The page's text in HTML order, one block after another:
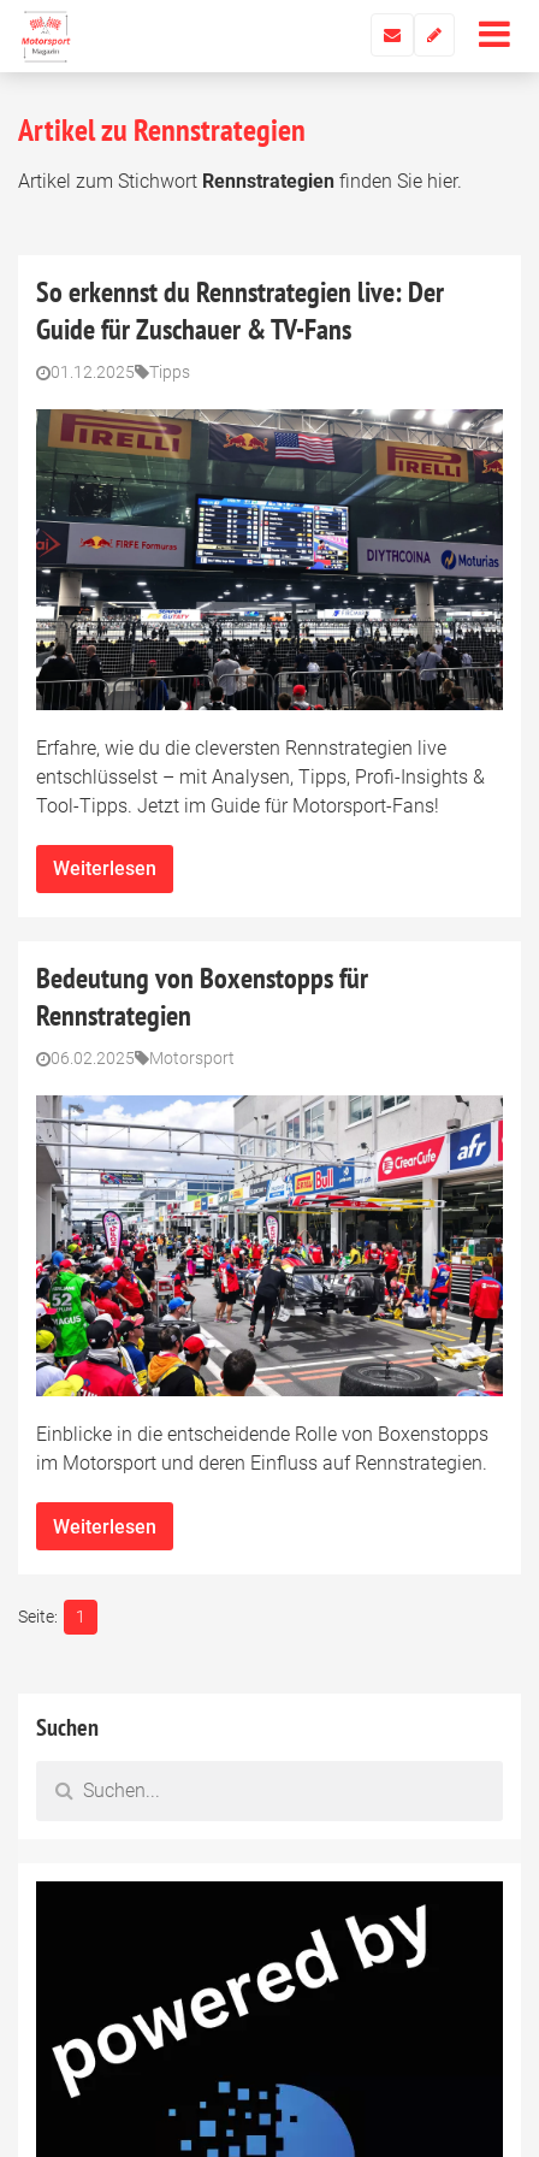
Artikel zu Rennstrategien
Artikel zum Stichwort Rennstrategien finden Sie hier.
So erkennst du Rennstrategien live: Der
Guide für Zuschauer & TV-Fans
01.12.2025 Tipps
Erfahre, wie du die cleversten Rennstrategien live
entschlüsselst – mit Analysen, Tipps, Profi-Insights &
Tool-Tipps. Jetzt im Guide für Motorsport-Fans!
Weiterlesen
Bedeutung von Boxenstopps für
Rennstrategien
06.02.2025 Motorsport
Einblicke in die entscheidende Rolle von Boxenstopps
im Motorsport und deren Einfluss auf Rennstrategien.
Weiterlesen
1
Suchen